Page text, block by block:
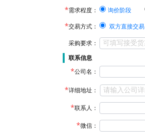
需求程度：
询价阶段
交易方式：
双方直接交易
采购要求：
联系信息
公司名：
详细地址：
联系人：
微信：